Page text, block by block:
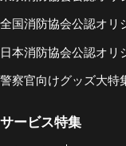
全国消防協会公認オリ
日本消防協会公認オリ
警察官向けグッズ大特
サービス特集